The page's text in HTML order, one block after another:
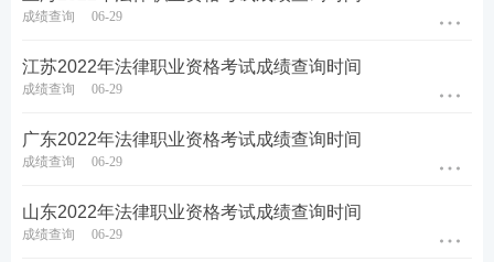
成绩查询 06-29
江苏2022年法律职业资格考试成绩查询时间
成绩查询 06-29
广东2022年法律职业资格考试成绩查询时间
成绩查询 06-29
山东2022年法律职业资格考试成绩查询时间
成绩查询 06-29